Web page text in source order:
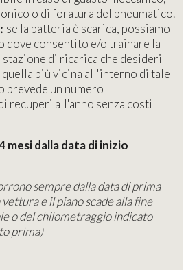
o di foratura del pneumatico.
se la batteria è scarica, possiamo
dove consentito e/o trainare la
di ricarica che desideri
quella più vicina all'interno di tale
prevede un numero
recuperi all'anno senza costi
dalla data di inizio
sempre dalla data di prima
e il piano scade alla fine
o del chilometraggio indicato
prima)